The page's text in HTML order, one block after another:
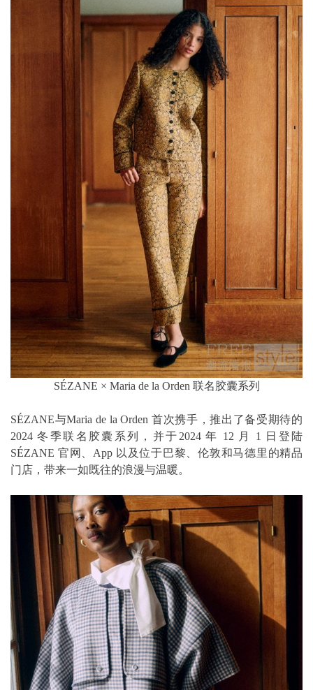
SÉZANE × Maria de la Orden 联名胶囊系列
SÉZANE与Maria de la Orden 首次携手，推出了备受期待的
2024 冬季联名胶囊系列，并于2024 年 12 月 1 日登陆
SÉZANE 官网、App 以及位于巴黎、伦敦和马德里的精品
门店，带来一如既往的浪漫与温暖。